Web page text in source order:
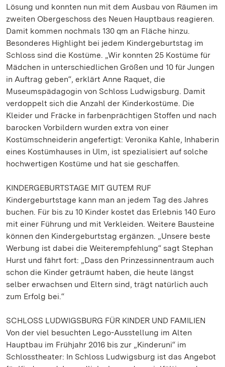
Lösung und konnten nun mit dem Ausbau von Räumen im
zweiten Obergeschoss des Neuen Hauptbaus reagieren.
Damit kommen nochmals 130 qm an Fläche hinzu.
Besonderes Highlight bei jedem Kindergeburtstag im
Schloss sind die Kostüme. „Wir konnten 25 Kostüme für
Mädchen in unterschiedlichen Größen und 10 für Jungen
in Auftrag geben“, erklärt Anne Raquet, die
Museumspädagogin von Schloss Ludwigsburg. Damit
verdoppelt sich die Anzahl der Kinderkostüme. Die
Kleider und Fräcke in farbenprächtigen Stoffen und nach
barocken Vorbildern wurden extra von einer
Kostümschneiderin angefertigt: Veronika Kahle, Inhaberin
eines Kostümhauses in Ulm, ist spezialisiert auf solche
hochwertigen Kostüme und hat sie geschaffen.
KINDERGEBURTSTAGE MIT GUTEM RUF
Kindergeburtstage kann man an jedem Tag des Jahres
buchen. Für bis zu 10 Kinder kostet das Erlebnis 140 Euro
mit einer Führung und mit Verkleiden. Weitere Bausteine
können den Kindergeburtstag ergänzen. „Unsere beste
Werbung ist dabei die Weiterempfehlung“ sagt Stephan
Hurst und fährt fort: „Dass den Prinzessinnentraum auch
schon die Kinder geträumt haben, die heute längst
selber erwachsen und Eltern sind, trägt natürlich auch
zum Erfolg bei.“
SCHLOSS LUDWIGSBURG FÜR KINDER UND FAMILIEN
Von der viel besuchten Lego-Ausstellung im Alten
Hauptbau im Frühjahr 2016 bis zur „Kinderuni“ im
Schlosstheater: In Schloss Ludwigsburg ist das Angebot